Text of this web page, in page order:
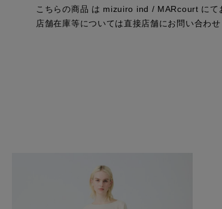
こちらの商品 は mizuiro ind / MARcourt にて
店舗在庫等については直接店舗にお問い合わせ